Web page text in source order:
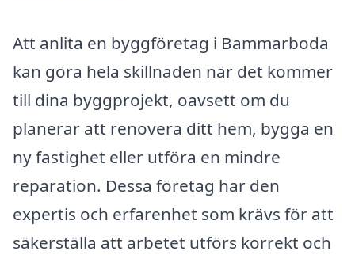
Att anlita en byggföretag i Bammarboda
kan göra hela skillnaden när det kommer
till dina byggprojekt, oavsett om du
planerar att renovera ditt hem, bygga en
ny fastighet eller utföra en mindre
reparation. Dessa företag har den
expertis och erfarenhet som krävs för att
säkerställa att arbetet utförs korrekt och